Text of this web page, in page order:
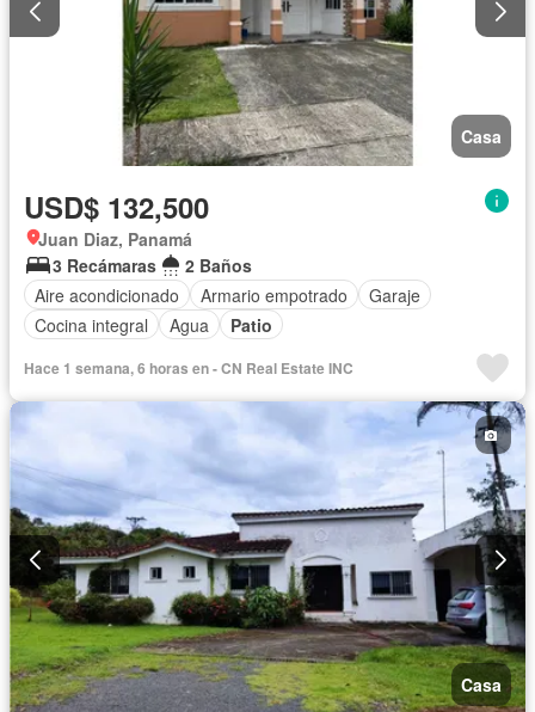
Casa
USD$ 132,500
Juan Diaz, Panamá
3 Recámaras
2 Baños
Aire acondicionado
Armario empotrado
Garaje
Cocina integral
Agua Patio
Hace 1 semana, 6 horas en - CN Real Estate INC
Casa